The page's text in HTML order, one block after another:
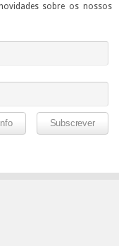
sobre os nossos